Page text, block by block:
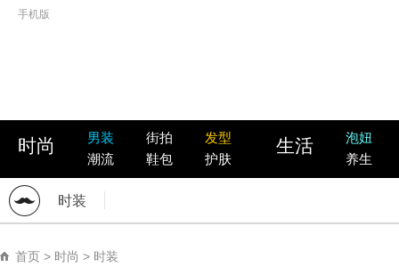
手机版
时尚 男装 街拍
发型
潮流
鞋包 护肤
生活
泡妞
养生
时装
首页 > 时尚 > 时装